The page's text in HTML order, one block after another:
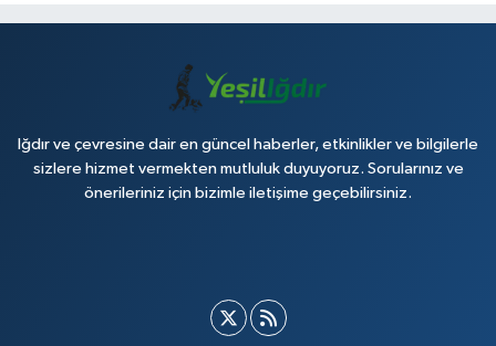
Iğdır ve çevresine dair en güncel haberler, etkinlikler ve bilgilerle
sizlere hizmet vermekten mutluluk duyuyoruz. Sorularınız ve
önerileriniz için bizimle iletişime geçebilirsiniz.